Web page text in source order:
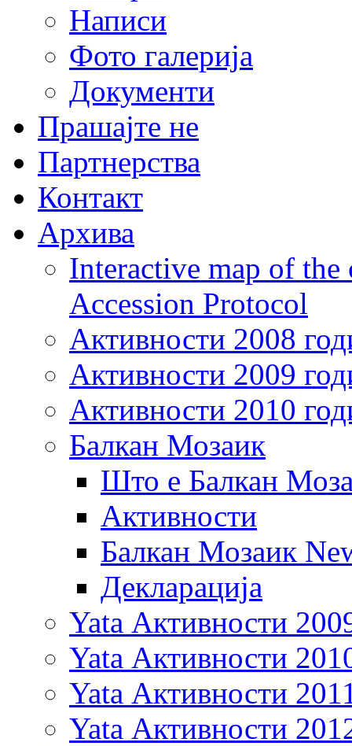
Написи
Фото галерија
Документи
Прашајте не
Партнерства
Контакт
Архива
Interactive map of
Accession Protocol
Активности 2008
Активности 2009
Активности 2010
Балкан Мозаик
Што е Балкан
Активности
Балкан Мозаик
Декларација
Yata Активности
Yata Активности
Yata Активности
Yata Активности